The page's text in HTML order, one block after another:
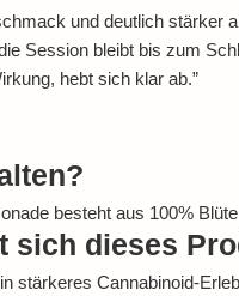
und deutlich stärker
Session bleibt bis zum
hebt sich klar ab.”
besteht aus 100%
sich dieses
stärkeres Cannabinoid-